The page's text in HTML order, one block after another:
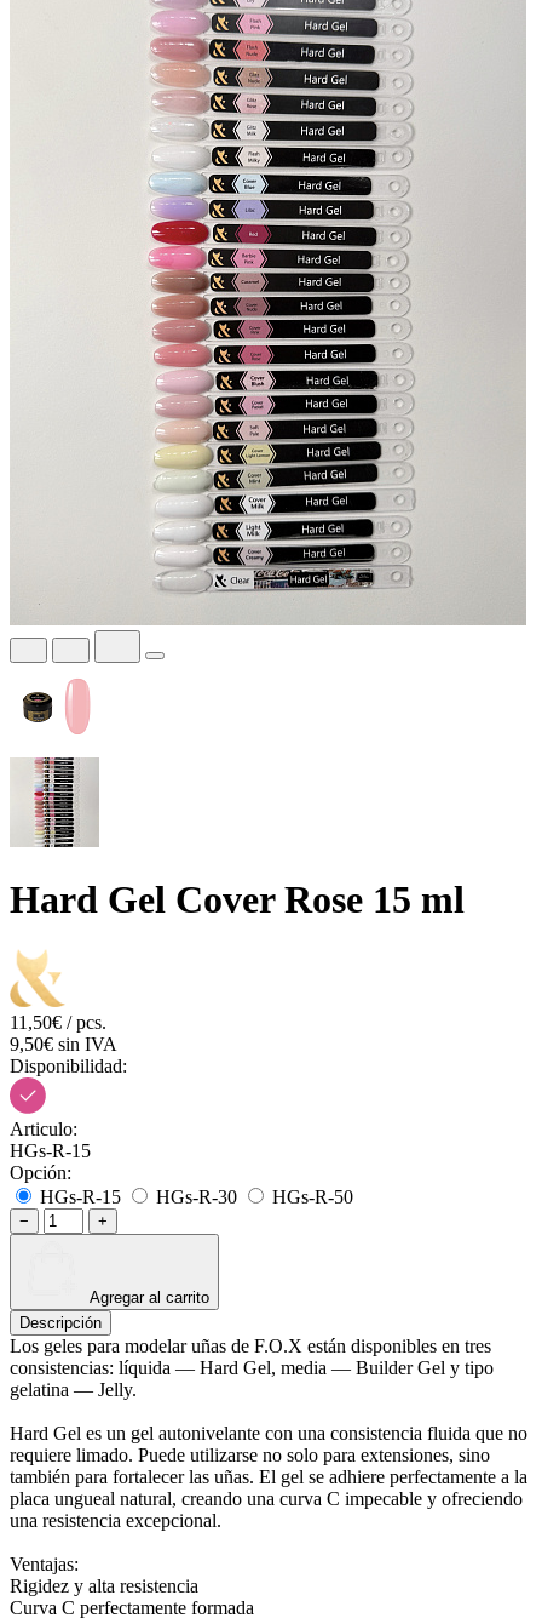
Hard Gel Cover Rose 15 ml
11,50€ / pcs.
9,50€ sin IVA
Disponibilidad:
Articulo:
HGs-R-15
Opción:
HGs-R-15
HGs-R-30 HGs-R-50
− +
Agregar al carrito
Descripción
Los geles para modelar uñas de F.O.X están disponibles en tres
consistencias: líquida — Hard Gel, media — Builder Gel y tipo
gelatina — Jelly.
Hard Gel es un gel autonivelante con una consistencia fluida que no
requiere limado. Puede utilizarse no solo para extensiones, sino
también para fortalecer las uñas. El gel se adhiere perfectamente a la
placa ungueal natural, creando una curva C impecable y ofreciendo
una resistencia excepcional.
Ventajas:
Rigidez y alta resistencia
Curva C perfectamente formada